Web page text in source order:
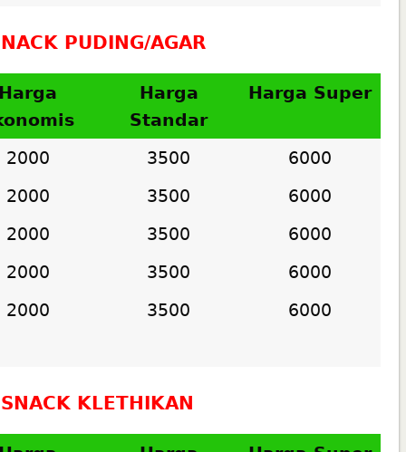
PUDING/AGAR
Harga
Standar
Harga Super
2000 3500
6000
2000
3500
6000
2000
3500
6000
2000
3500
6000
2000
3500 6000
KLETHIKAN